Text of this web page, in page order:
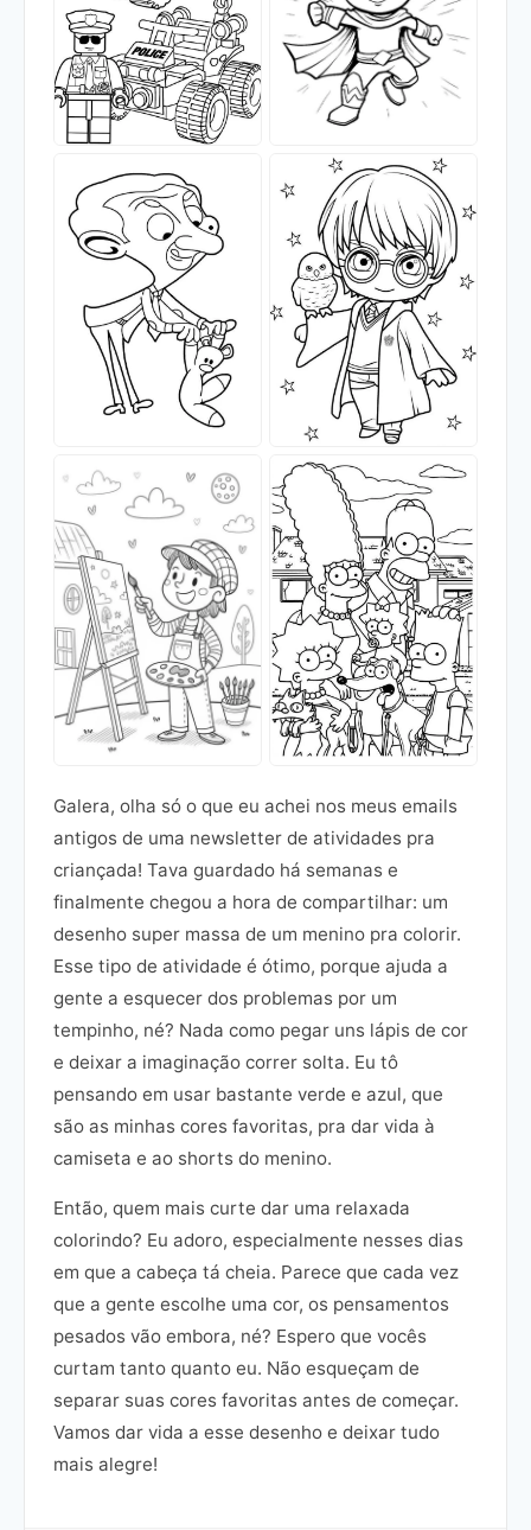
Galera, olha só o que eu achei nos meus emails
antigos de uma newsletter de atividades pra
criançada! Tava guardado há semanas e
finalmente chegou a hora de compartilhar: um
desenho super massa de um menino pra colorir.
Esse tipo de atividade é ótimo, porque ajuda a
gente a esquecer dos problemas por um
tempinho, né? Nada como pegar uns lápis de cor
e deixar a imaginação correr solta. Eu tô
pensando em usar bastante verde e azul, que
são as minhas cores favoritas, pra dar vida à
camiseta e ao shorts do menino.
Então, quem mais curte dar uma relaxada
colorindo? Eu adoro, especialmente nesses dias
em que a cabeça tá cheia. Parece que cada vez
que a gente escolhe uma cor, os pensamentos
pesados vão embora, né? Espero que vocês
curtam tanto quanto eu. Não esqueçam de
separar suas cores favoritas antes de começar.
Vamos dar vida a esse desenho e deixar tudo
mais alegre!